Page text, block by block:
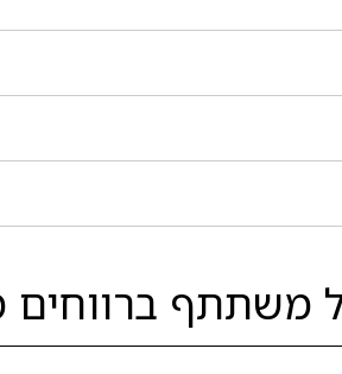
ברווחים